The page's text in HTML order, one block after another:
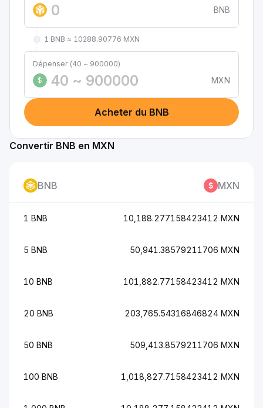
BNB
1 BNB ≈ 10288.90776 MXN
Dépenser (40 ~ 900000)
$
MXN
Acheter du BNB
Convertir BNB en MXN
BNB MXN
1 BNB 10,188.277158423412 MXN
5 BNB 50,941.38579211706 MXN
10 BNB 101,882.77158423412 MXN
20 BNB 203,765.54316846824 MXN
50 BNB 509,413.8579211706 MXN
100 BNB 1,018,827.7158423412 MXN